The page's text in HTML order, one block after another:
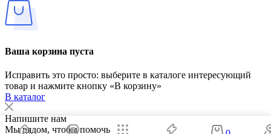
Ваша корзина пуста
Исправить это просто: выберите в каталоге интересующий
товар и нажмите кнопку «В корзину»
В каталог
Напишите нам
Мы рядом, чтобы помочь